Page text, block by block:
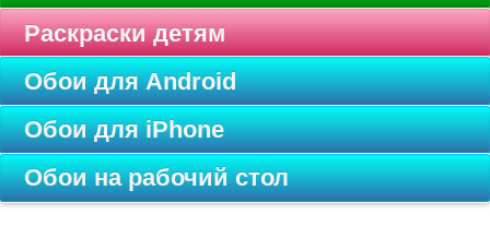
Раскраски детям
Обои для Android
Обои для iPhone
Обои на рабочий стол